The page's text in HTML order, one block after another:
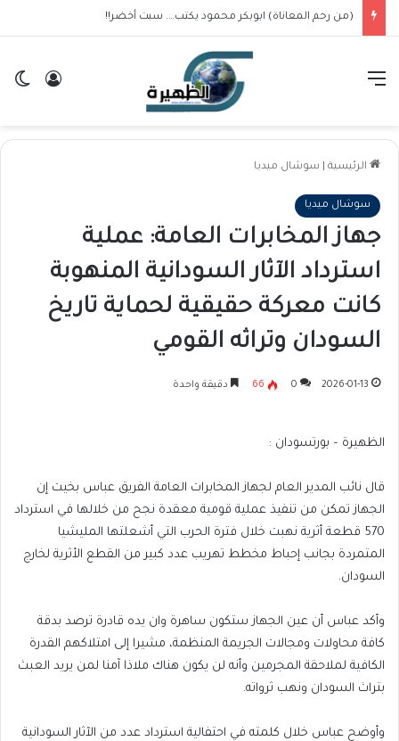
(من رحم المعاناة) ابوبكر محمود يكتب…. سبت أخضر!!
تسجيل القائمة
الرئيسية سوشال ميديا
سوشال ميديا
جهاز المخابرات العامة: عملية
استرداد الآثار السودانية المنهوبة
كانت معركة حقيقية لحماية تاريخ
السودان وتراثه القومي
2026-01-13
0
66 دقيقة واحدة
الظهيرة – بورتسودان :
قال نائب المدير العام لجهاز المخابرات العامة الفريق عباس بخيت إن
الجهاز تمكن من تنفيذ عملية قومية معقدة نجح من خلالها في استرداد
570 قطعة أثرية نهبت خلال فترة الحرب التي أشعلتها المليشيا
المتمردة بجانب إحباط مخطط تهريب عدد كبير من القطع الأثرية لخارج
السودان.
وأكد عباس أن عين الجهاز ستكون ساهرة وان يده قادرة ترصد بدقة
كافة محاولات ومجالات الجريمة المنظمة، مشيرا إلى امتلاكهم القدرة
الكافية لملاحقة المجرمين وأنه لن يكون هناك ملاذا آمنا لمن يريد العبث
بتراث السودان ونهب ثرواته.
وأوضح عباس خلال كلمته في احتفالية استرداد عدد من الآثار السودانية